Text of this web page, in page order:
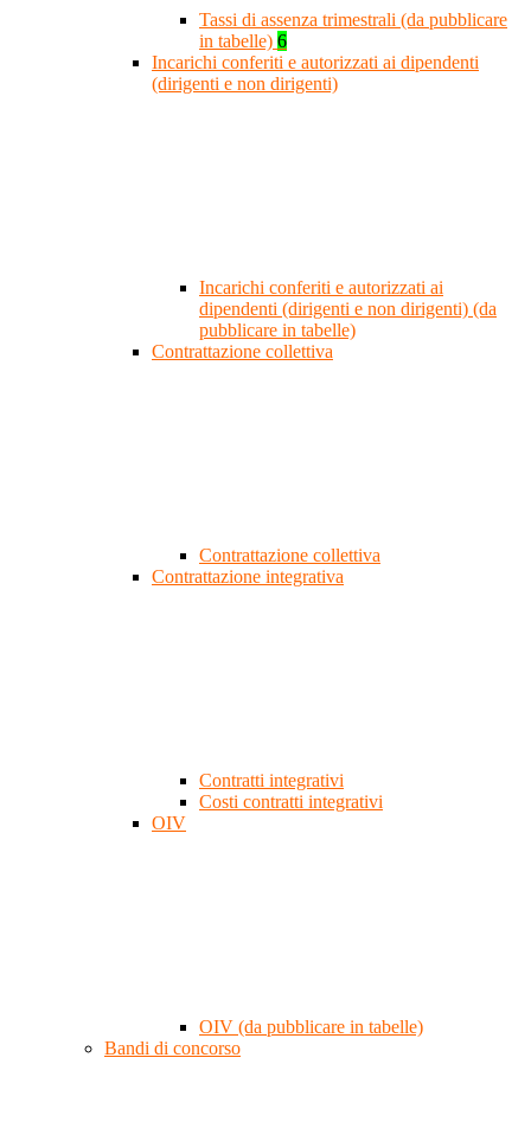
Tassi di assenza trimestrali (da pubblicare
in tabelle) 6
Incarichi conferiti e autorizzati ai dipendenti
(dirigenti e non dirigenti)
Incarichi conferiti e autorizzati ai
dipendenti (dirigenti e non dirigenti) (da
pubblicare in tabelle)
Contrattazione collettiva
Contrattazione collettiva
Contrattazione integrativa
Contratti integrativi
Costi contratti integrativi
OIV
OIV (da pubblicare in tabelle)
Bandi di concorso